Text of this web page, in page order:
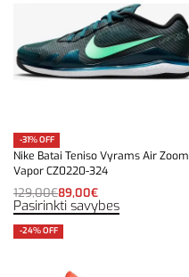
-31% OFF
Nike Batai Teniso Vyrams Air Zoom
Vapor CZ0220-324
129,00€89,00€
Pasirinkti savybes
-24% OFF